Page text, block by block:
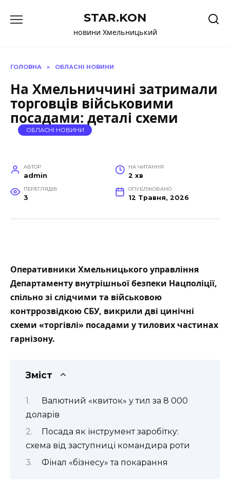
до
STAR.KON
новини Хмельницький
ГОЛОВНА » ОБЛАСНІ НОВИНИ
На Хмельниччині затримали
торговців військовими
посадами: деталі схеми
ОБЛАСНІ НОВИНИ
АВТОР
admin
НА ЧИТАННЯ
2 хв
ПЕРЕГЛЯДІВ
3
ОПУБЛІКОВАНО
12 Травня, 2026
Оперативники Хмельницького управління
Департаменту внутрішньої безпеки Нацполіції,
спільно зі слідчими та військовою
контррозвідкою СБУ, викрили дві цинічні
схеми «торгівлі» посадами у тилових частинах
гарнізону.
Зміст
Валютний «квиток» у тил за 8 000
доларів
Посада як інструмент заробітку:
схема від заступниці командира роти
Фінал «бізнесу» та покарання